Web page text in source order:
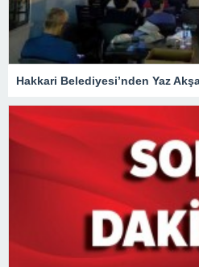
Hakkari Belediyesi’nden Yaz